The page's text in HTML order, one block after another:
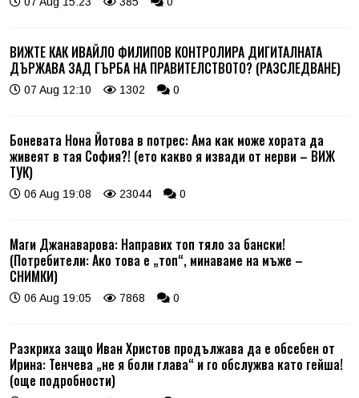
ВИЖТЕ КАК ИВАЙЛО ФИЛИПОВ КОНТРОЛИРА ДИГИТАЛНАТА
ДЪРЖАВА ЗАД ГЪРБА НА ПРАВИТЕЛСТВОТО? (РАЗСЛЕДВАНЕ)
07 Aug 12:10 1302 0
Боневата Нона Йотова в потрес: Ама как може хората да
живеят в тая София?! (ето какво я извади от нерви – ВИЖ
ТУК)
06 Aug 19:08 23044 0
Маги Джанаварова: Направих топ тяло за бански!
(Потребители: Ако това е „топ“, минаваме на мъже –
СНИМКИ)
06 Aug 19:05 7868 0
Разкриха защо Иван Христов продължава да е обсебен от
Ирина: Тенчева „не я боли глава“ и го обслужва като гейша!
(още подробности)